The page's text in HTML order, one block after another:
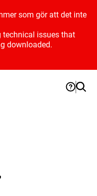
som gör att det inte
technical issues that
downloaded.